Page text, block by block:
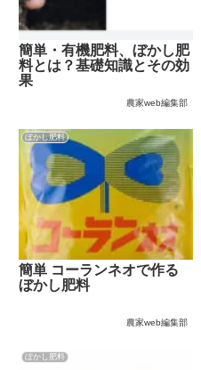
簡単・有機肥料、ぼかし肥
料とは？基礎知識とその効
果
農家web編集部
ぼかし肥料
簡単 コーランネオで作る
ぼかし肥料
農家web編集部
ぼかし肥料